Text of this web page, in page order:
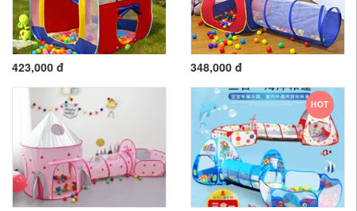
423,000 đ 348,000 đ
HOT